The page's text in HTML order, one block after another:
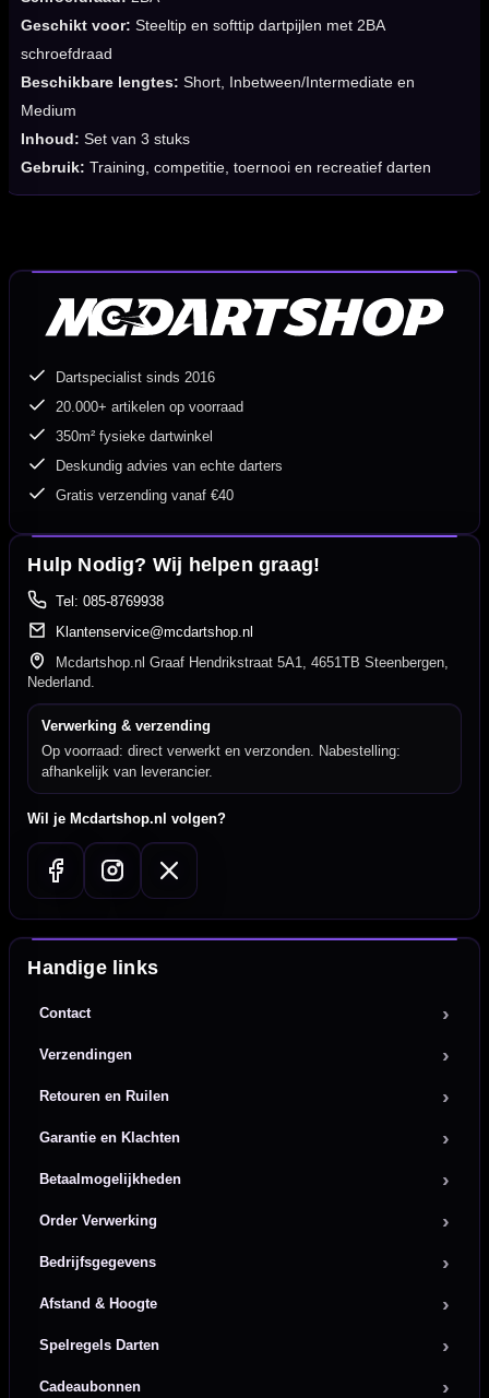
Geschikt voor: Steeltip en softtip dartpijlen met 2BA
schroefdraad
Beschikbare lengtes: Short, Inbetween/Intermediate en
Medium
Inhoud: Set van 3 stuks
Gebruik: Training, competitie, toernooi en recreatief darten
Dartspecialist sinds 2016
20.000+ artikelen op voorraad
350m² fysieke dartwinkel
Deskundig advies van echte darters
Gratis verzending vanaf €40
Hulp Nodig? Wij helpen graag!
Tel: 085-8769938
Klantenservice@mcdartshop.nl
Mcdartshop.nl Graaf Hendrikstraat 5A1, 4651TB Steenbergen,
Nederland.
Verwerking & verzending
Op voorraad: direct verwerkt en verzonden. Nabestelling:
afhankelijk van leverancier.
Wil je Mcdartshop.nl volgen?
Handige links
Contact
Verzendingen
Retouren en Ruilen
Garantie en Klachten
Betaalmogelijkheden
Order Verwerking
Bedrijfsgegevens
Afstand & Hoogte
Spelregels Darten
Cadeaubonnen